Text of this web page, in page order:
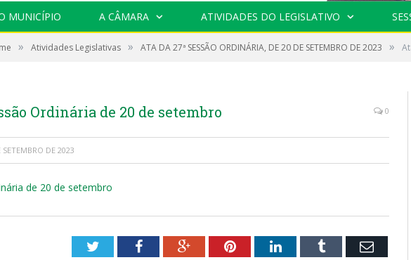
MUNICÍPIO A CÂMARA ATIVIDADES DO LEGISLATIVO
» Atividades Legislativas » ATA DA 27ª SESSÃO ORDINÁRIA, DE 20 DE SETEMBRO DE 2023 »
Ordinária de 20 de setembro 0
SETEMBRO DE 2023
de 20 de setembro
TwitterFacebookGoogle+PinterestLinkedInTumblr Email